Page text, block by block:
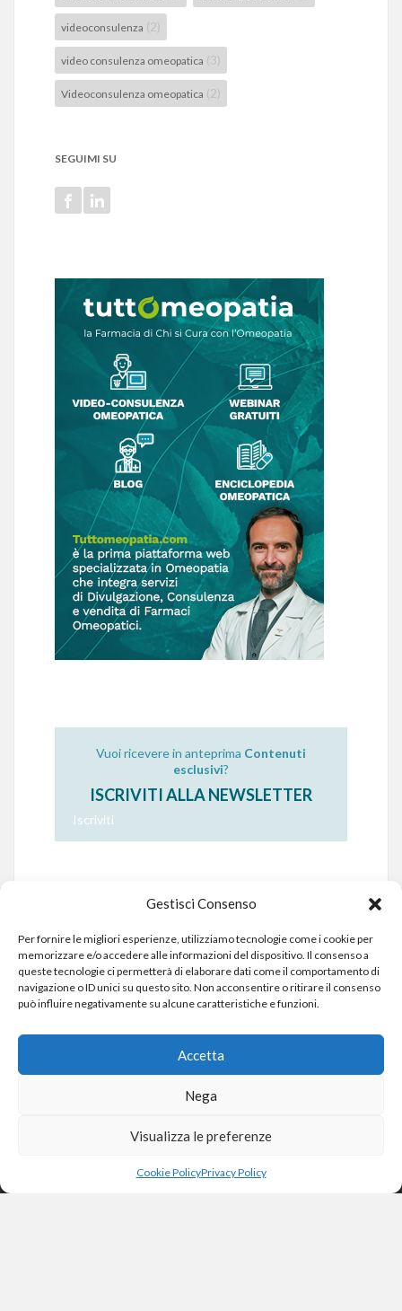
Gestisci Consenso
Per fornire le migliori esperienze, utilizziamo tecnologie come i cookie per
memorizzare e/o accedere alle informazioni del dispositivo. Il consenso a
queste tecnologie ci permetterà di elaborare dati come il comportamento di
navigazione o ID unici su questo sito. Non acconsentire o ritirare il consenso
può influire negativamente su alcune caratteristiche e funzioni.
Accetta
Nega
Visualizza le preferenze
Cookie PolicyPrivacy Policy
videoconsulenza (2)
video consulenza omeopatica (3)
Videoconsulenza omeopatica (2)
SEGUIMI SU
Vuoi ricevere in anteprima Contenuti
esclusivi?
ISCRIVITI ALLA NEWSLETTER
Iscriviti